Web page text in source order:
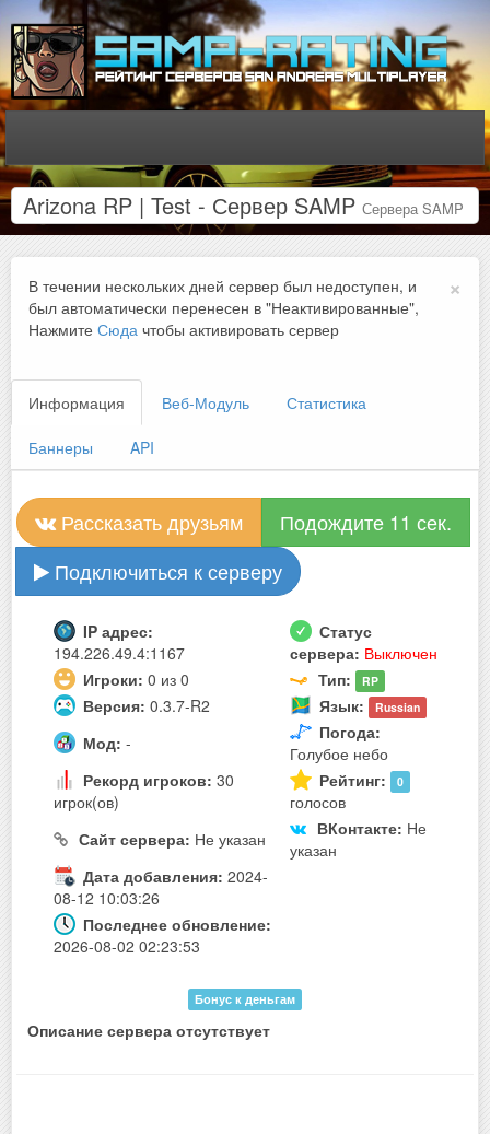
Arizona RP | Test - Сервер SAMP Сервера SAMP
×
В течении нескольких дней сервер был недоступен, и
был автоматически перенесен в "Неактивированные",
Нажмите Сюда чтобы активировать сервер
Информация Веб-Модуль Статистика
Баннеры API
Рассказать друзьям
Подождите 10 сек.
Подключиться к серверу
IP адрес:
194.226.49.4:1167
Статус
сервера: Выключен
Игроки: 0 из 0 Тип: RP
Версия: 0.3.7-R2 Язык: Russian
Мод: -
Погода:
Голубое небо
Рекорд игроков: 30
игрок(ов)
Рейтинг: 0
голосов
Сайт сервера: Не указан ВКонтакте: Не
указан
Дата добавления: 2024-
08-12 10:03:26
Последнее обновление:
2026-08-02 02:23:53
Бонус к деньгам
Описание сервера отсутствует